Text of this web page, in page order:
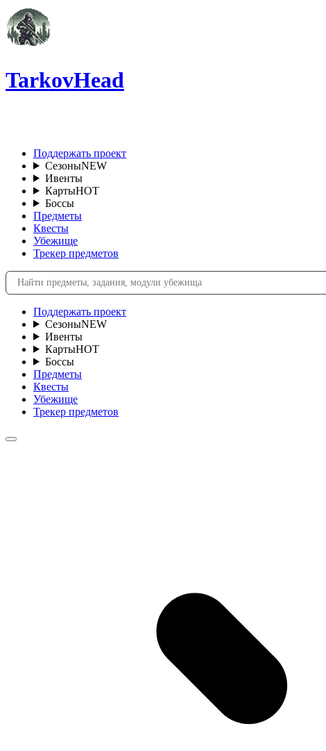
TarkovHead
Поддержать проект
СезоныNEW
Ивенты
КартыHOT
Боссы
Предметы
Квесты
Убежище
Трекер предметов
Поддержать проект
СезоныNEW
Ивенты
КартыHOT
Боссы
Предметы
Квесты
Убежище
Трекер предметов